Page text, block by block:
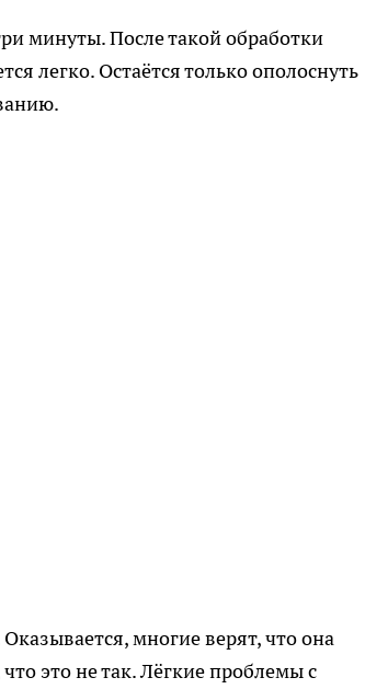
минуты. После такой обработки
легко. Остаётся только ополоснуть
многие верят, что она
это не так. Лёгкие проблемы с